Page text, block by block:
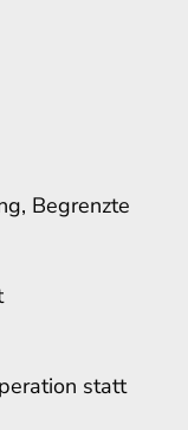
Begrenzte
statt